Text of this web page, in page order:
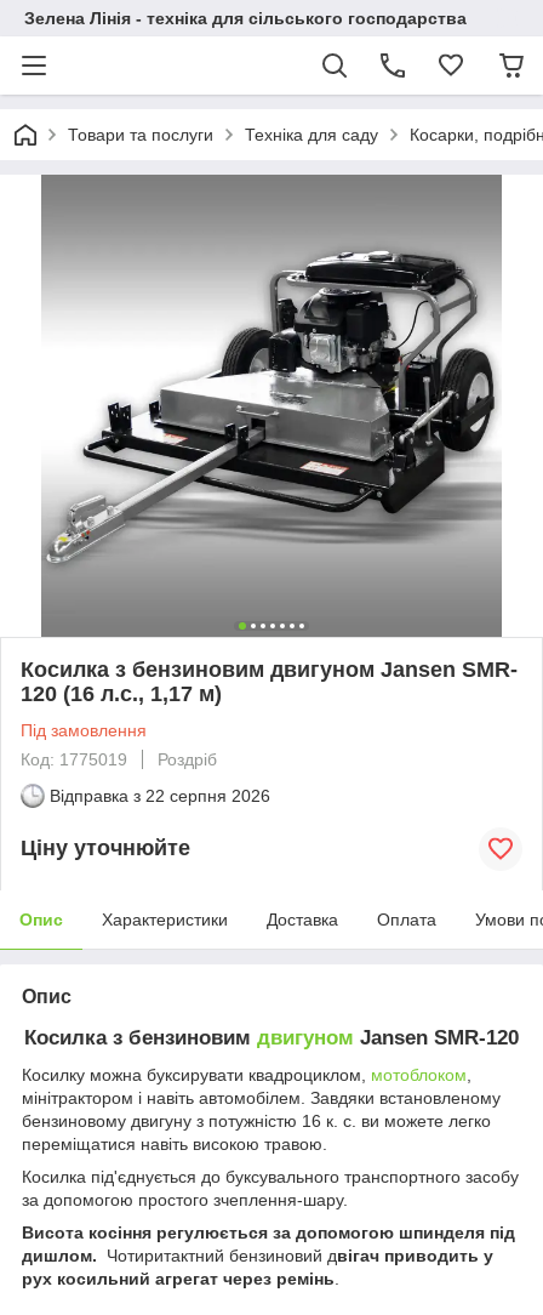
Зелена Лінія - техніка для сільського господарства
Товари та послуги Техніка для саду Косарки,
Косилка з бензиновим двигуном Jansen SMR-
120 (16 л.с., 1,17 м)
Під замовлення
Код: 1775019
Роздріб
Відправка з 22 серпня 2026
Ціну уточнюйте
Опис Характеристики Доставка Оплата Умови
Опис
Косилка з бензиновим двигуном Jansen SMR-120
Косилку можна буксирувати квадроциклом, мотоблоком
мінітрактором і навіть автомобілем. Завдяки встановленому
бензиновому двигуну з потужністю 16 к. с. ви можете легко
переміщатися навіть високою травою.
Косилка під'єднується до буксувального транспортного засобу
за допомогою простого зчеплення-шару.
Висота косіння регулюється за допомогою шпинделя під
дишлом. Чотиритактний бензиновий двігач приводить у
рух косильний агрегат через ремінь